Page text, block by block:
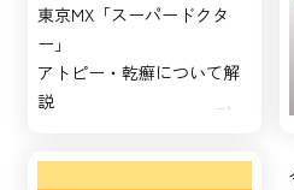
東京MX「スーパードクタ
ー」
アトピー・乾癬について解
説